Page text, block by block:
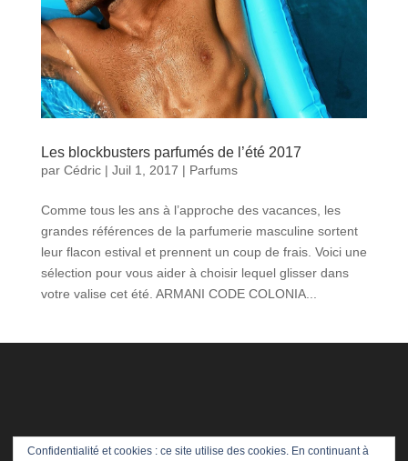
Les blockbusters parfumés de l’été 2017
par Cédric| Juil 1, 2017 | Parfums
Comme tous les ans à l’approche des vacances, les
grandes références de la parfumerie masculine sortent
leur flacon estival et prennent un coup de frais. Voici une
sélection pour vous aider à choisir lequel glisser dans
votre valise cet été. ARMANI CODE COLONIA...
Confidentialité et cookies : ce site utilise des cookies. En continuant à